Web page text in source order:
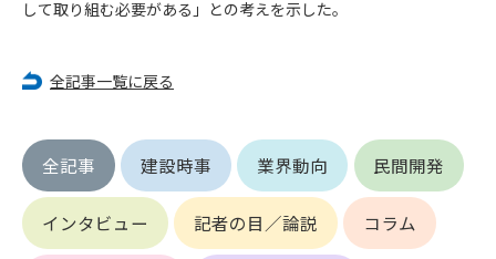
して取り組む必要がある」との考えを示した。
全記事一覧に戻る
全記事 建設時事 業界動向 民間開発
インタビュー 記者の目／論説 コラム
の何れかの項目に該当することがわかった場合、その者の会
(2) 本規約に違反した場合/li>
(4) 会員申込者が管理者所定の手続き通りに会員申込手続き処
理を行わなかった場合
(5) その他管理者が会員とすることを不適当と判断した場合
2. 管理者は承認後であっても承認した会員が前項の何れかに該
当することが判明した場合、会員資格を取り消すことがあり